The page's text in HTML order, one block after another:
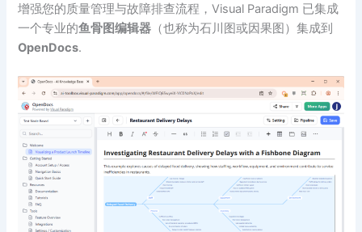
增强您的质量管理与故障排查流程，Visual Paradigm 已集成
一个专业的鱼骨图编辑器 （也称为石川图或因果图）集成到
OpenDocs.